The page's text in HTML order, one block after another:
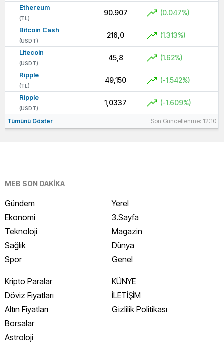
Ethereum
(TL)
90.907 (0.047%)
Bitcoin Cash
(USDT)
216,0 (1.313%)
Litecoin
(USDT)
45,8 (1.62%)
Ripple
(TL)
49,150 (-1.542%)
Ripple
(USDT)
1,0337 (-1.609%)
Tümünü Göster Son Güncellenme: 12:10
MEB SON DAKİKA
Gündem
Ekonomi
Teknoloji
Sağlık
Spor
Yerel
3.Sayfa
Magazin
Dünya
Genel
Kripto Paralar
Döviz Fiyatları
Altın Fiyatları
Borsalar
Astroloji
KÜNYE
İLETİŞİM
Gizlilik Politikası